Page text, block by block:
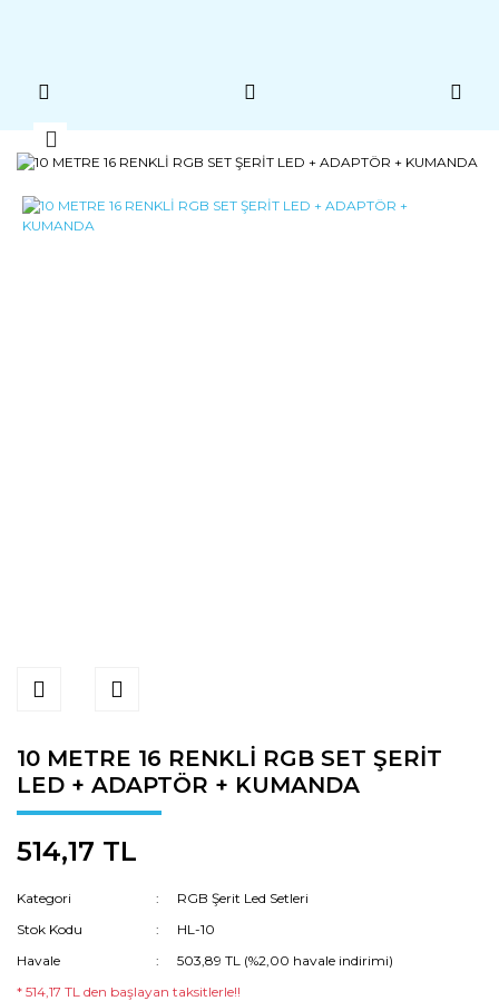
10 METRE 16 RENKLİ RGB SET ŞERİT
LED + ADAPTÖR + KUMANDA
514,17 TL
Kategori
RGB Şerit Led Setleri
Stok Kodu
HL-10
Havale
503,89 TL (%2,00 havale indirimi)
* 514,17 TL den başlayan taksitlerle!!